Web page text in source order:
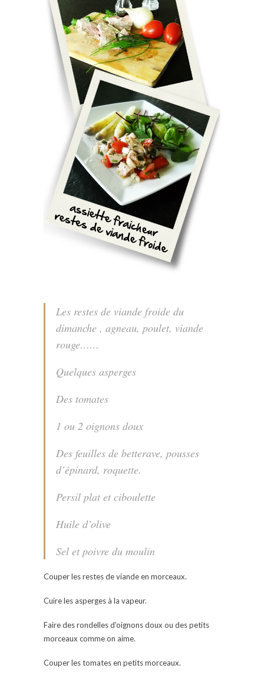
Les restes de viande froide du
dimanche , agneau, poulet, viande
rouge……
Quelques asperges
Des tomates
1 ou 2 oignons doux
Des feuilles de betterave, pousses
d’épinard, roquette.
Persil plat et ciboulette
Huile d’olive
Sel et poivre du moulin
Couper les restes de viande en morceaux.
Cuire les asperges à la vapeur.
Faire des rondelles d’oignons doux ou des petits
morceaux comme on aime.
Couper les tomates en petits morceaux.